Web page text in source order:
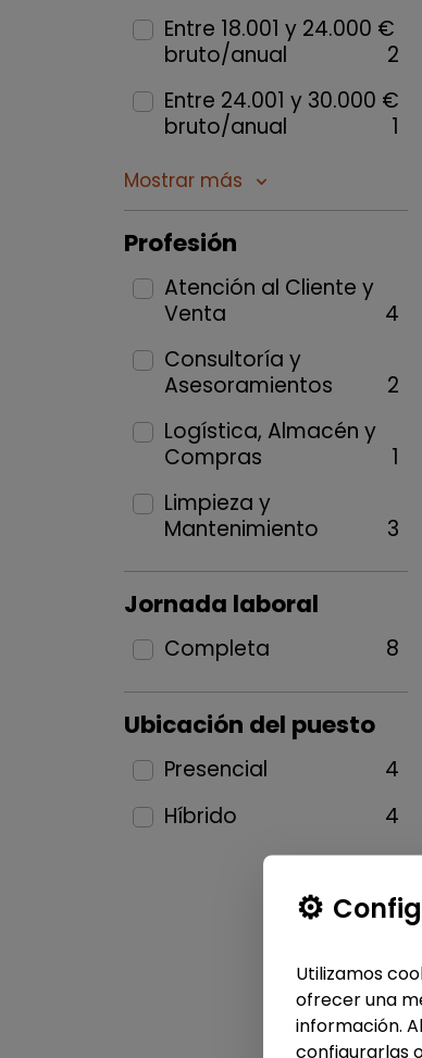
Entre 18.001 y 24.000 €
bruto/anual
2
Entre 24.001 y 30.000 €
bruto/anual
1
Mostrar más keyboard_arrow_down
Profesión
Atención al Cliente y
Venta
4
Consultoría y
Asesoramientos
2
Logística, Almacén y
Compras
1
Limpieza y
Mantenimiento
3
Jornada laboral
Completa 8
Ubicación del puesto
Presencial
4
Híbrido
4
Utilizamos
ofrecer una
información.
configurarlas